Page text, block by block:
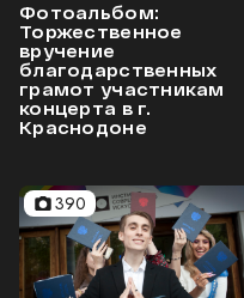
Фотоальбом:
Торжественное
вручение
благодарственных
грамот участникам
концерта в г.
Краснодоне
390